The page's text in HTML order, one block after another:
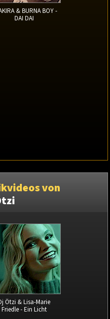
& BURNA BOY -
DAI DAI
von
Ötzi & Lisa-Marie
Friedle - Ein Licht